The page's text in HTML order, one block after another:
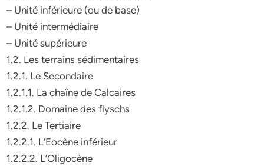
– Unité inférieure (ou de base)
– Unité intermédiaire
– Unité supérieure
1.2. Les terrains sédimentaires
1.2.1. Le Secondaire
1.2.1.1. La chaîne de Calcaires
1.2.1.2. Domaine des flyschs
1.2.2. Le Tertiaire
1.2.2.1. L’Eocène inférieur
1.2.2.2. L’Oligocène